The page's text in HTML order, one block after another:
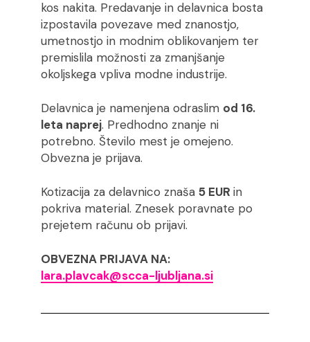
kos nakita. Predavanje in delavnica bosta
izpostavila povezave med znanostjo,
umetnostjo in modnim oblikovanjem ter
premislila možnosti za zmanjšanje
okoljskega vpliva modne industrije.
Delavnica je namenjena odraslim od 16.
leta naprej. Predhodno znanje ni
potrebno. Število mest je omejeno.
Obvezna je prijava.
Kotizacija za delavnico znaša 5 EUR in
pokriva material. Znesek poravnate po
prejetem računu ob prijavi.
OBVEZNA PRIJAVA NA:
lara.plavcak@scca-ljubljana.si